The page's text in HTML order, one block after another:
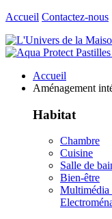
Accueil Contactez-nous
Accueil
Aménagement
Habitat
Chambre
Cuisine
Salle de
Bien-être
Multimédia